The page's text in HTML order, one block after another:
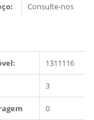
Consulte-nos
1311116
3
0